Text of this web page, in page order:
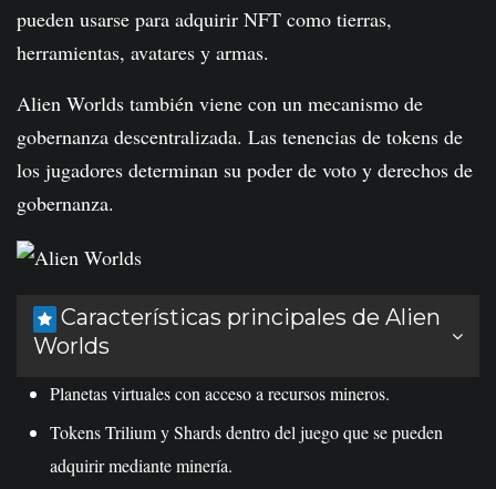
pueden usarse para adquirir NFT como tierras,
herramientas, avatares y armas.
Alien Worlds también viene con un mecanismo de
gobernanza descentralizada. Las tenencias de tokens de
los jugadores determinan su poder de voto y derechos de
gobernanza.
Características principales de Alien
Worlds
Planetas virtuales con acceso a recursos mineros.
Tokens Trilium y Shards dentro del juego que se pueden
adquirir mediante minería.